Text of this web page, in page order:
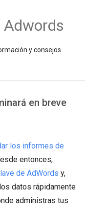
Adwords
y consejos
en breve
los informes de
entonces,
de AdWords y,
datos rápidamente
administras tus